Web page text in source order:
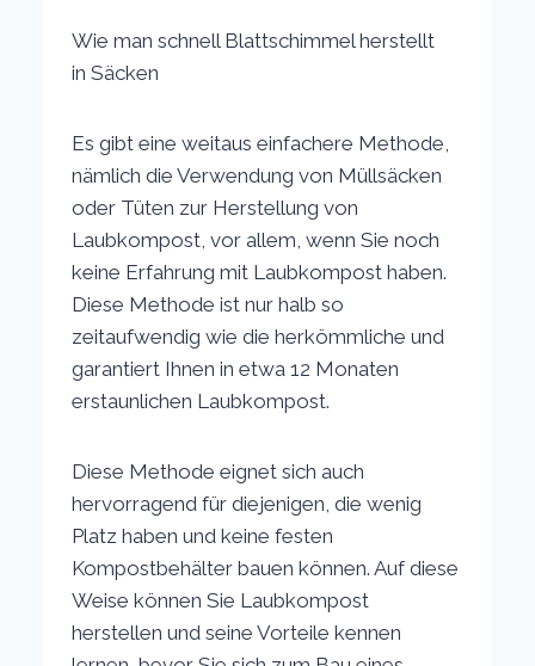
Wie man schnell Blattschimmel herstellt
in Säcken
Es gibt eine weitaus einfachere Methode,
nämlich die Verwendung von Müllsäcken
oder Tüten zur Herstellung von
Laubkompost, vor allem, wenn Sie noch
keine Erfahrung mit Laubkompost haben.
Diese Methode ist nur halb so
zeitaufwendig wie die herkömmliche und
garantiert Ihnen in etwa 12 Monaten
erstaunlichen Laubkompost.
Diese Methode eignet sich auch
hervorragend für diejenigen, die wenig
Platz haben und keine festen
Kompostbehälter bauen können. Auf diese
Weise können Sie Laubkompost
herstellen und seine Vorteile kennen